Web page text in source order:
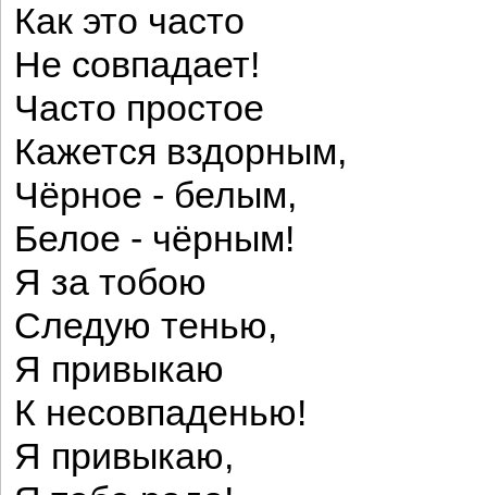
Как это часто
Не совпадает!
Часто простое
Кажется вздорным,
Чёрное - белым,
Белое - чёрным!
Я за тобою
Следую тенью,
Я привыкаю
К несовпаденью!
Я привыкаю,